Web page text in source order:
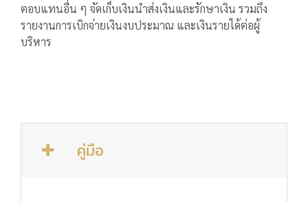
ตอบแทนอื่น ๆ จัดเก็บเงินนำส่งเงินและรักษาเงิน รวมถึง
รายงานการเบิกจ่ายเงินงบประมาณ และเงินรายได้ต่อผู้
บริหาร
คู่มือ